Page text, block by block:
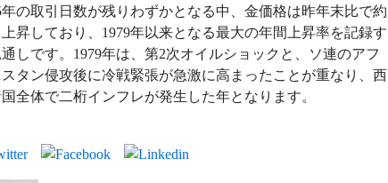
年の取引日数が残りわずかとなる中、金価格は昨年末比で約
上昇しており、1979年以来となる最大の年間上昇率を記録す
通しです。1979年は、第2次オイルショックと、ソ連のアフ
スタン侵攻後に冷戦緊張が急激に高まったことが重なり、西
全体で二桁インフレが発生した年となります。